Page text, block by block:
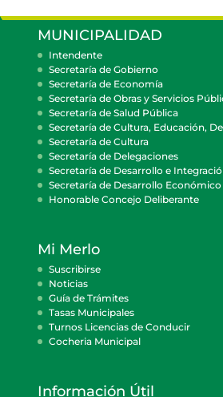
MUNICIPALIDAD
Intendente
Secretaría de Gobierno
Secretaría de Economía
Secretaría de Obras y Servicios
Secretaría de Salud Pública
Secretaría de Cultura, Educación,
Secretaría de Cultura
Secretaría de Delegaciones
Secretaría de Desarrollo e
Secretaría de Desarrollo
Honorable Concejo Deliberante
Mi Merlo
Suscribirse
Noticias
Guía de Trámites
Tasas Municipales
Turnos Licencias de Conducir
Cocheria Municipal
Información Útil